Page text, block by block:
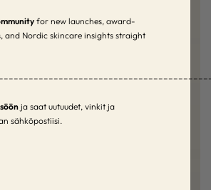
for new launches, award-
and Nordic skincare insights straight
ja saat uutuudet, vinkit ja
sähköpostiisi.